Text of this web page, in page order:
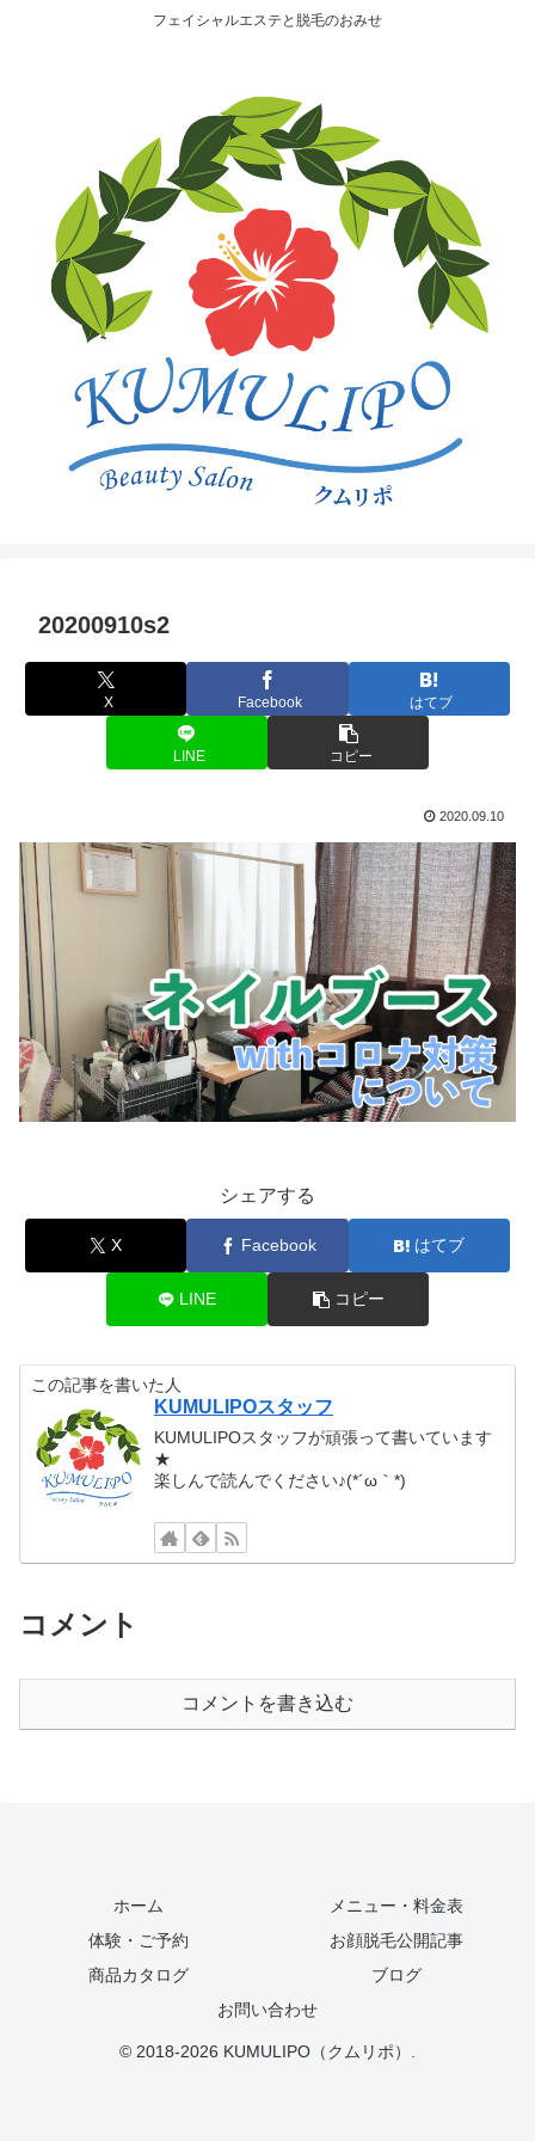
フェイシャルエステと脱毛のおみせ
20200910s2
X Facebook はてブ
LINE コピー
2020.09.10
シェアする
X Facebook はてブ
LINE コピー
この記事を書いた人
KUMULIPOスタッフ
KUMULIPOスタッフが頑張って書いています
★
楽しんで読んでください♪(*´ω｀*)
コメント
コメントを書き込む
ホーム
メニュー・料金表
体験・ご予約
お顔脱毛公開記事
商品カタログ
ブログ
お問い合わせ
© 2018-2026 KUMULIPO（クムリポ）.